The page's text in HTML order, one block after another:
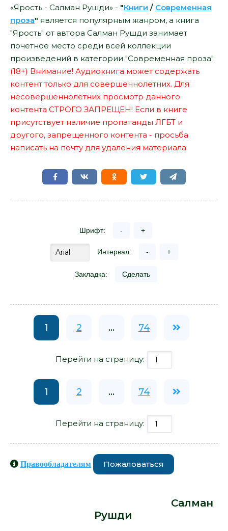
«Ярость - Салман Рушди» - "Книги / Современная
проза" является популярным жанром, а книга
"Ярость" от автора Салман Рушди занимает
почетное место среди всей коллекции
произведений в категории "Современная проза".
(18+) Внимание! Аудиокнига может содержать
контент только для совершеннолетних. Для
несовершеннолетних просмотр данного
контента СТРОГО ЗАПРЕЩЕН! Если в книге
присутствует наличие пропаганды ЛГБТ и
другого, запрещенного контента - просьба
написать на почту для удаления материала.
Шрифт: - +
Интервал: - +
Закладка: Сделать
1 2 ... 74
Перейти на страницу:
1 2 ... 74
Перейти на страницу:
Правообладателям Пожаловаться
Салман
Рушди